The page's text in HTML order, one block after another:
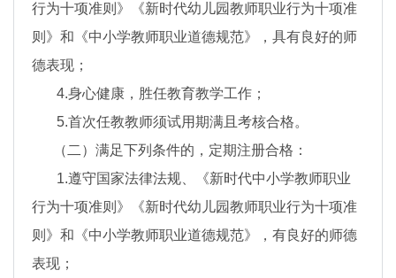
行为十项准则》《新时代幼儿园教师职业行为十项准
则》和《中小学教师职业道德规范》，具有良好的师
德表现；
4.身心健康，胜任教育教学工作；
5.首次任教教师须试用期满且考核合格。
（二）满足下列条件的，定期注册合格：
1.遵守国家法律法规、《新时代中小学教师职业
行为十项准则》《新时代幼儿园教师职业行为十项准
则》和《中小学教师职业道德规范》，有良好的师德
表现；